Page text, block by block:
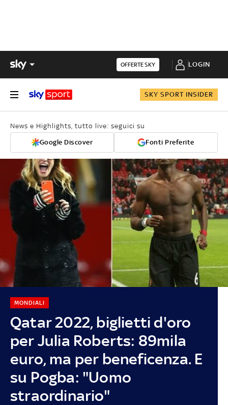
OFFERTE SKY LOGIN
SKY SPORT INSIDER
News e Highlights, tutto live: seguici su
Google Discover Fonti Preferite
Qatar 2022, biglietti d'oro
per Julia Roberts: 89mila
euro, ma per beneficenza. E
su Pogba: "Uomo
straordinario"
MONDIALI